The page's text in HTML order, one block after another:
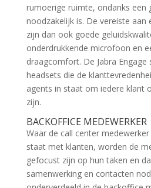
rumoerige ruimte, ondanks een
noodzakelijk is. De vereiste aan
zijn dan ook goede
onderdrukkende microfoon en
draagcomfort. De Jabra Engage
headsets die de
agents in staat om iedere klant
zijn.
BACKOFFICE MEDEWERKER
Waar de call center
staat met klanten, worden de
gefocust zijn op hun taken en
samenwerking en contacten